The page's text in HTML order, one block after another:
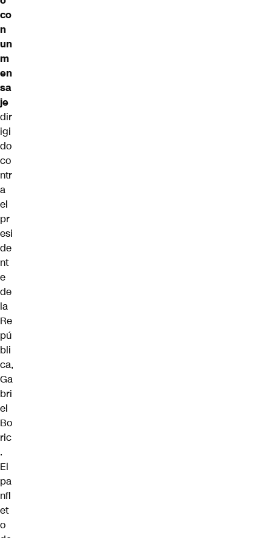
co
n
un
m
en
sa
je
dir
igi
do
co
ntr
a
el
pr
esi
de
nt
e
de
la
Re
pú
bli
ca,
Ga
bri
el
Bo
ric
.
El
pa
nfl
et
o